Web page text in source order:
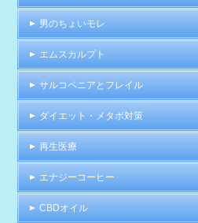
男のちょいモレ
エムスカルプト
サルコペニアとフレイル
ダイエット・メタボ対策
再生医療
エナジーコーヒー
CBDオイル